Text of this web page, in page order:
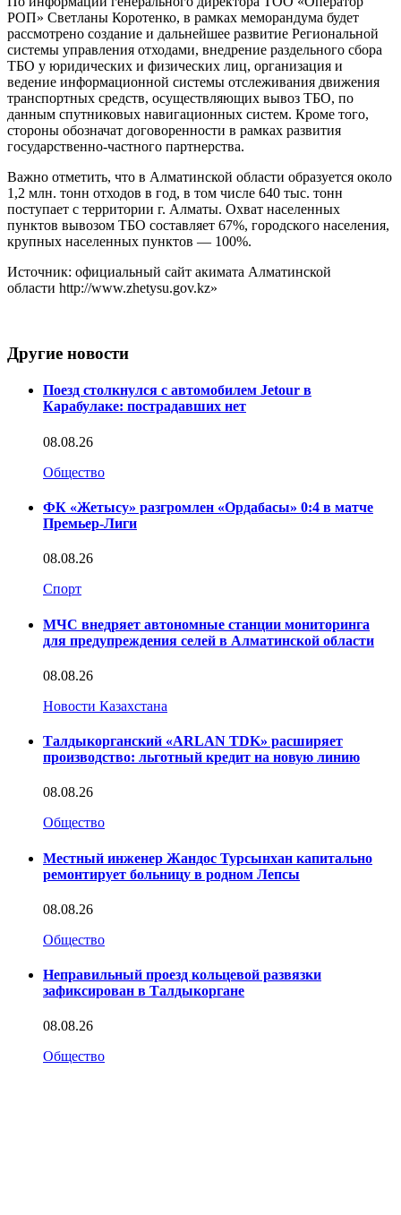
РОП» Светланы Коротенко, в рамках меморандума будет
рассмотрено создание и дальнейшее развитие Региональной
системы управления отходами, внедрение раздельного сбора
ТБО у юридических и физических лиц, организация и
ведение информационной системы отслеживания движения
транспортных средств, осуществляющих вывоз ТБО, по
данным спутниковых навигационных систем. Кроме того,
стороны обозначат договоренности в рамках развития
государственно-частного партнерства.
Важно отметить, что в Алматинской области образуется около
1,2 млн. тонн отходов в год, в том числе 640 тыс. тонн
поступает с территории г. Алматы. Охват населенных
пунктов вывозом ТБО составляет 67%, городского населения,
крупных населенных пунктов — 100%.
Источник: официальный сайт акимата Алматинской
области http://www.zhetysu.gov.kz»
Другие новости
Поезд столкнулся с автомобилем Jetour в
Карабулаке: пострадавших нет
08.08.26
Общество
ФК «Жетысу» разгромлен «Ордабасы» 0:4 в матче
Премьер-Лиги
08.08.26
Спорт
МЧС внедряет автономные станции мониторинга
для предупреждения селей в Алматинской области
08.08.26
Новости Казахстана
Талдыкорганский «ARLAN TDK» расширяет
производство: льготный кредит на новую линию
08.08.26
Общество
Местный инженер Жандос Турсынхан капитально
ремонтирует больницу в родном Лепсы
08.08.26
Общество
Неправильный проезд кольцевой развязки
зафиксирован в Талдыкоргане
08.08.26
Общество